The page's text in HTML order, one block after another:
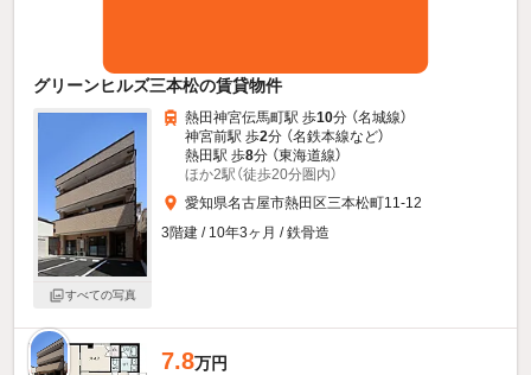
グリーンヒルズ三本松の賃貸物件
すべての写真
熱田神宮伝馬町駅 歩10分 （名城線）
神宮前駅 歩2分 （名鉄本線など）
熱田駅 歩8分 （東海道線）
ほか2駅（徒歩20分圏内）
愛知県名古屋市熱田区三本松町11-12
3階建 / 10年3ヶ月 / 鉄骨造
新着 7.8万円